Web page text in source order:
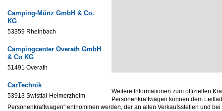
Camping-Münz GmbH & Co.
KG
53359 Rheinbach
Campingcenter Overath GmbH
& Co KG
51491 Overath
CarTechnik
53913 Swisttal-Heimerzheim
Weitere Informationen zum offiziellen
Personenkraftwagen können dem
Personenkraftwagen" entnommen werden, der an allen Verkaufsstellen und